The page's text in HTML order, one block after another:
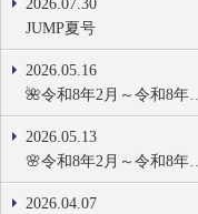
2026.07.30
JUMP夏号
2026.05.16
🌺令和8年2月～令和8年
2026.05.13
🌸令和8年2月～令和8年
2026.04.07